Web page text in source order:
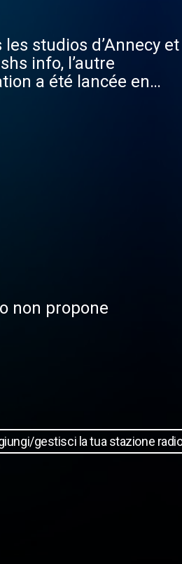
studios d’Annecy et
info, l’autre
a été lancée en
non propone
gestisci la tua stazione